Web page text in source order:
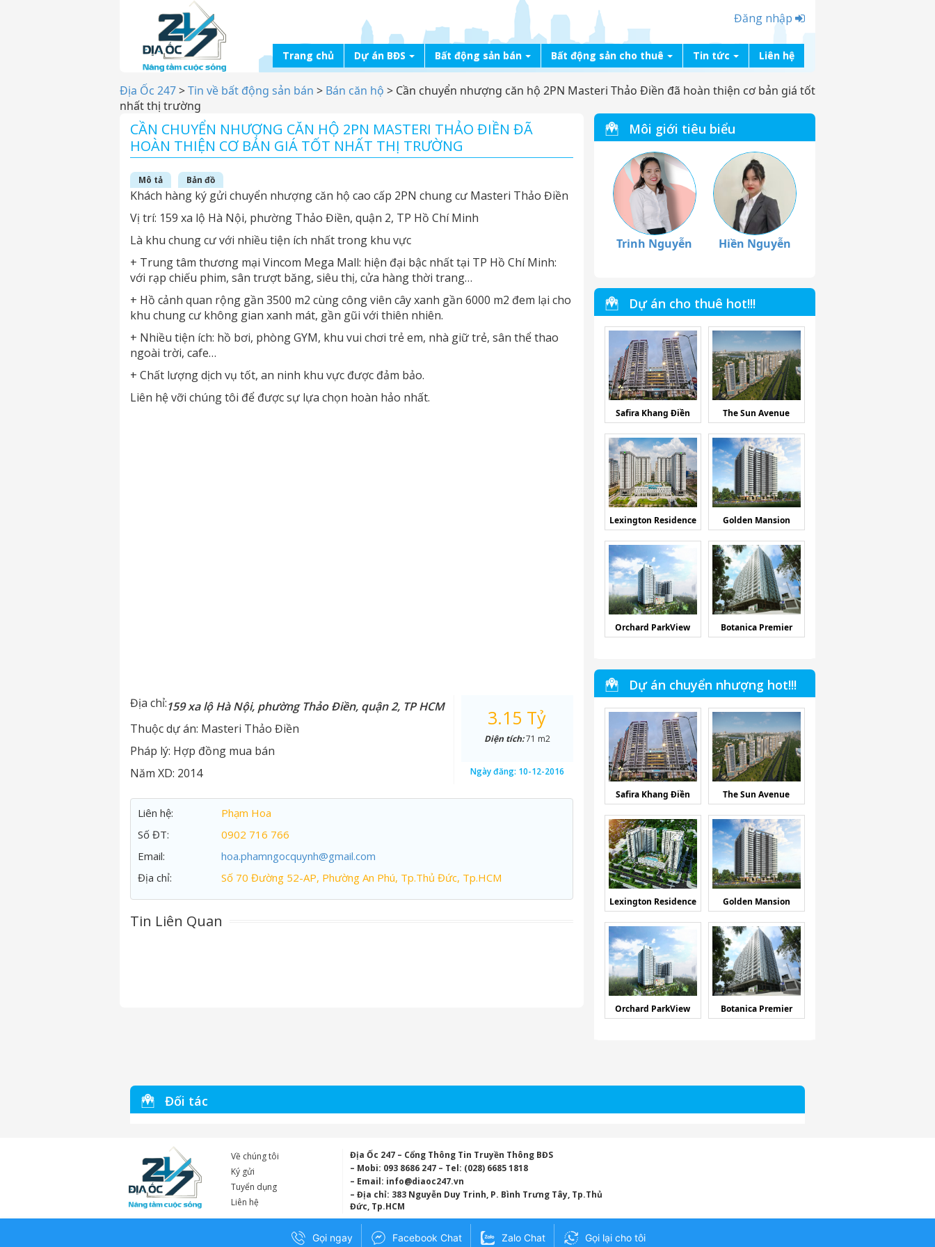
Đăng nhập
Trang chủ Dự án BĐS Bất động sản bán Bất động sản cho thuê Tin tức Liên hệ
Địa Ốc 247>Tin về bất động sản bán > Bán căn hộ > Cần chuyển nhượng căn hộ 2PN Masteri Thảo Điền đã hoàn thiện cơ bản giá tốt
nhất thị trường
CẦN CHUYỂN NHƯỢNG CĂN HỘ 2PN MASTERI THẢO ĐIỀN ĐÃ
HOÀN THIỆN CƠ BẢN GIÁ TỐT NHẤT THỊ TRƯỜNG
Mô tả Bản đồ
Khách hàng ký gửi chuyển nhượng căn hộ cao cấp 2PN chung cư Masteri Thảo Điền
Vị trí: 159 xa lộ Hà Nội, phường Thảo Điền, quận 2, TP Hồ Chí Minh
Là khu chung cư với nhiều tiện ích nhất trong khu vực
+ Trung tâm thương mại Vincom Mega Mall: hiện đại bậc nhất tại TP Hồ Chí Minh:
với rạp chiếu phim, sân trượt băng, siêu thị, cửa hàng thời trang…
+ Hồ cảnh quan rộng gần 3500 m2 cùng công viên cây xanh gần 6000 m2 đem lại cho
khu chung cư không gian xanh mát, gần gũi với thiên nhiên.
+ Nhiều tiện ích: hồ bơi, phòng GYM, khu vui chơi trẻ em, nhà giữ trẻ, sân thể thao
ngoài trời, cafe…
+ Chất lượng dịch vụ tốt, an ninh khu vực được đảm bảo.
Liên hệ vỡi chúng tôi để được sự lựa chọn hoàn hảo nhất.
Địa chỉ:159 xa lộ Hà Nội, phường Thảo Điền, quận 2, TP HCM
Thuộc dự án: Masteri Thảo Điền
Pháp lý: Hợp đồng mua bán
Năm XD: 2014
3.15 Tỷ
Diện tích:71 m2
Ngày đăng: 10-12-2016
Liên hệ:
Phạm Hoa
Số ĐT:
0902 716 766
Email:
hoa.phamngocquynh@gmail.com
Địa chỉ:
Số 70 Đường 52-AP, Phường An Phú, Tp.Thủ Đức, Tp.HCM
Tin Liên Quan
Môi giới tiêu biểu
Trinh Nguyễn Hiền Nguyễn
Dự án cho thuê hot!!!
Safira Khang Điền The Sun Avenue
Lexington Residence Golden Mansion
Orchard ParkView Botanica Premier
Dự án chuyển nhượng hot!!!
Safira Khang Điền The Sun Avenue
Lexington Residence Golden Mansion
Orchard ParkView Botanica Premier
Gọi ngay Facebook Chat Zalo Chat Gọi lại cho tôi
Đối tác
Về chúng tôi
Ký gửi
Tuyển dụng
Liên hệ
Địa Ốc 247 – Cổng Thông Tin Truyền Thông BĐS
– Mobi: 093 8686 247 – Tel: (028) 6685 1818
– Email: info@diaoc247.vn
– Địa chỉ: 383 Nguyễn Duy Trinh, P. Bình Trưng Tây, Tp.Thủ
Đức, Tp.HCM